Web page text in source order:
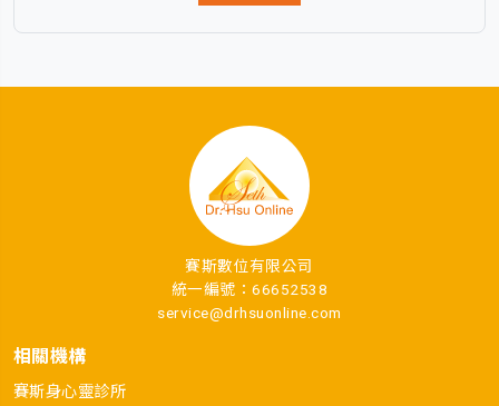
賽斯數位有限公司
統一編號：66652538
service@drhsuonline.com
相關機構
賽斯身心靈診所